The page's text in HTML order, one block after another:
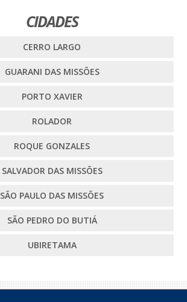
CIDADES
CERRO LARGO
GUARANI DAS MISSÕES
PORTO XAVIER
ROLADOR
ROQUE GONZALES
SALVADOR DAS MISSÕES
SÃO PAULO DAS MISSÕES
SÃO PEDRO DO BUTIÁ
UBIRETAMA